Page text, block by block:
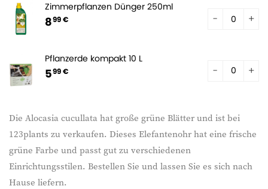
Die Alocasia cucullata hat große grüne Blätter und ist bei
123plants zu verkaufen. Dieses Elefantenohr hat eine frische
grüne Farbe und passt gut zu verschiedenen
Einrichtungsstilen. Bestellen Sie und lassen Sie es sich nach
Hause liefern.
Zimmerpflanzen Dünger 250ml
899 €
Pflanzerde kompakt 10 L
599 €